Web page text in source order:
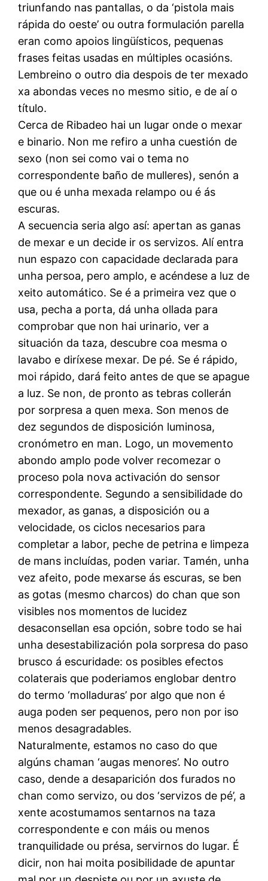
triunfando nas pantallas, o da ‘pistola mais
rápida do oeste’ ou outra formulación parella
eran como apoios lingüísticos, pequenas
frases feitas usadas en múltiples ocasións.
Lembreino o outro dia despois de ter mexado
xa abondas veces no mesmo sitio, e de aí o
título.
Cerca de Ribadeo hai un lugar onde o mexar
e binario. Non me refiro a unha cuestión de
sexo (non sei como vai o tema no
correspondente baño de mulleres), senón a
que ou é unha mexada relampo ou é ás
escuras.
A secuencia seria algo así: apertan as ganas
de mexar e un decide ir os servizos. Alí entra
nun espazo con capacidade declarada para
unha persoa, pero amplo, e acéndese a luz de
xeito automático. Se é a primeira vez que o
usa, pecha a porta, dá unha ollada para
comprobar que non hai urinario, ver a
situación da taza, descubre coa mesma o
lavabo e diríxese mexar. De pé. Se é rápido,
moi rápido, dará feito antes de que se apague
a luz. Se non, de pronto as tebras collerán
por sorpresa a quen mexa. Son menos de
dez segundos de disposición luminosa,
cronómetro en man. Logo, un movemento
abondo amplo pode volver recomezar o
proceso pola nova activación do sensor
correspondente. Segundo a sensibilidade do
mexador, as ganas, a disposición ou a
velocidade, os ciclos necesarios para
completar a labor, peche de petrina e limpeza
de mans incluídas, poden variar. Tamén, unha
vez afeito, pode mexarse ás escuras, se ben
as gotas (mesmo charcos) do chan que son
visibles nos momentos de lucidez
desaconsellan esa opción, sobre todo se hai
unha desestabilización pola sorpresa do paso
brusco á escuridade: os posibles efectos
colaterais que poderiamos englobar dentro
do termo ‘molladuras’ por algo que non é
auga poden ser pequenos, pero non por iso
menos desagradables.
Naturalmente, estamos no caso do que
algúns chaman ‘augas menores’. No outro
caso, dende a desaparición dos furados no
chan como servizo, ou dos ‘servizos de pé’, a
xente acostumamos sentarnos na taza
correspondente e con máis ou menos
tranquilidade ou présa, servirnos do lugar. É
dicir, non hai moita posibilidade de apuntar